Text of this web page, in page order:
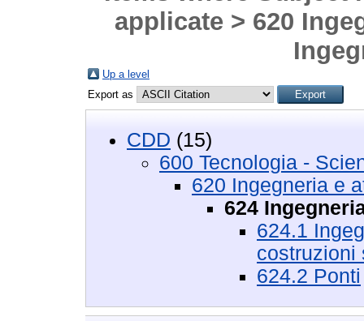
applicate > 620
Up a level
Export as
CDD (15)
600 Tecnologia -
620 Ingegneria e
624
624.1
costruzioni
624.2 Ponti